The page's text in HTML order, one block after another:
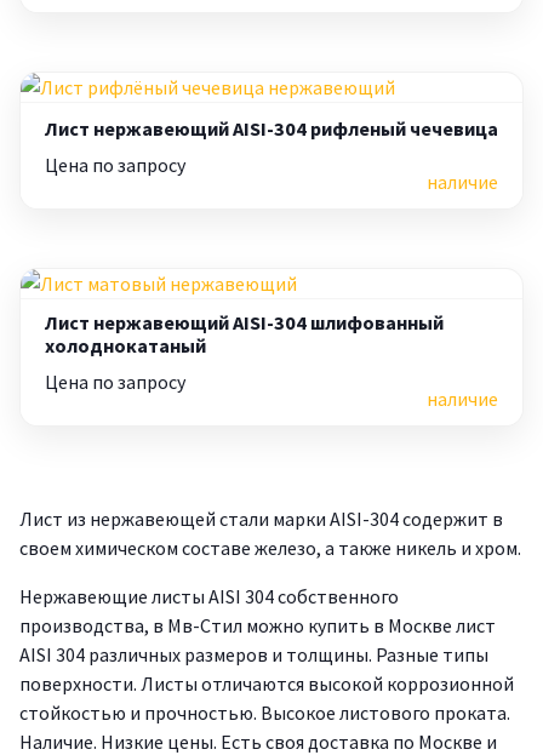
Лист нержавеющий AISI-304 рифленый чечевица
Цена по запросу
наличие
Лист нержавеющий AISI-304 шлифованный
холоднокатаный
Цена по запросу
наличие
Лист из нержавеющей стали марки AISI-304 содержит в
своем химическом составе железо, а также никель и хром.
Нержавеющие листы AISI 304 собственного
производства, в Мв-Стил можно купить в Москве лист
AISI 304 различных размеров и толщины. Разные типы
поверхности. Листы отличаются высокой коррозионной
стойкостью и прочностью. Высокое листового проката.
Наличие. Низкие цены. Есть своя доставка по Москве и